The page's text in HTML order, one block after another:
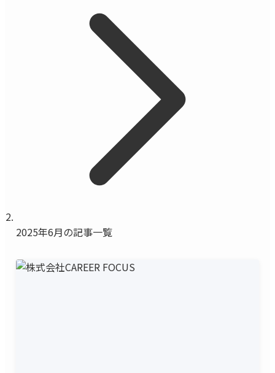
2025年6月の記事一覧